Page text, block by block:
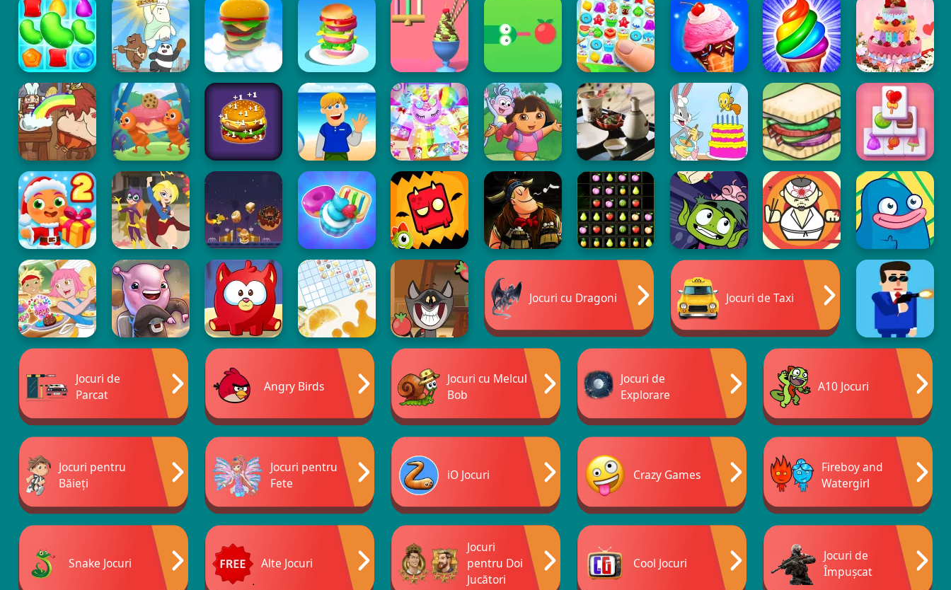
Jocuri cu Dragoni Jocuri de Taxi
Jocuri de
Parcat
Angry Birds
Jocuri cu Melcul
Bob
Jocuri de
Explorare
A10 Jocuri
Jocuri pentru
Băieți
Jocuri pentru
Fete
iO Jocuri Crazy Games
Fireboy and
Watergirl
Snake Jocuri Alte Jocuri
Jocuri
pentru Doi
Jucători
Cool Jocuri
Jocuri de
Împușcat